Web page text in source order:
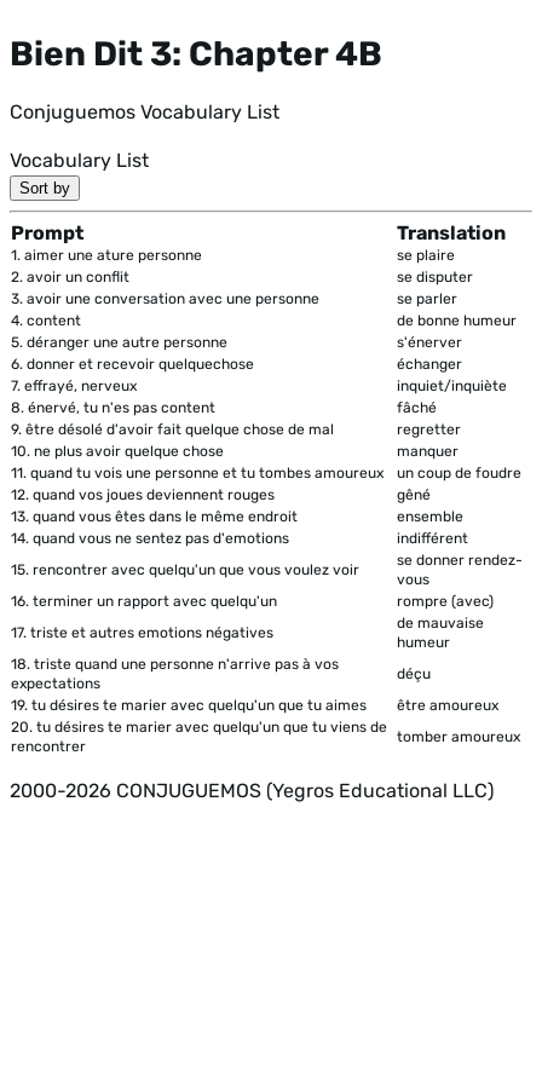
Bien Dit 3: Chapter 4B
Conjuguemos Vocabulary List
Vocabulary List
Sort by
Prompt Translation
1. aimer une ature personne
se plaire
2. avoir un conflit
se disputer
3. avoir une conversation avec une personne
se parler
4. content
de bonne humeur
5. déranger une autre personne
s'énerver
6. donner et recevoir quelquechose
échanger
7. effrayé, nerveux
inquiet/inquiète
8. énervé, tu n'es pas content
fâché
9. être désolé d'avoir fait quelque chose de mal
regretter
10. ne plus avoir quelque chose
manquer
11. quand tu vois une personne et tu tombes amoureux
un coup de foudre
12. quand vos joues deviennent rouges
gêné
13. quand vous êtes dans le même endroit
ensemble
14. quand vous ne sentez pas d'emotions
indifférent
15. rencontrer avec quelqu'un que vous voulez voir
se donner rendez-
vous
16. terminer un rapport avec quelqu'un
rompre (avec)
17. triste et autres emotions négatives
de mauvaise
humeur
18. triste quand une personne n'arrive pas à vos
expectations
déçu
19. tu désires te marier avec quelqu'un que tu aimes
être amoureux
20. tu désires te marier avec quelqu'un que tu viens de
rencontrer
tomber amoureux
2000-2026 CONJUGUEMOS (Yegros Educational LLC)